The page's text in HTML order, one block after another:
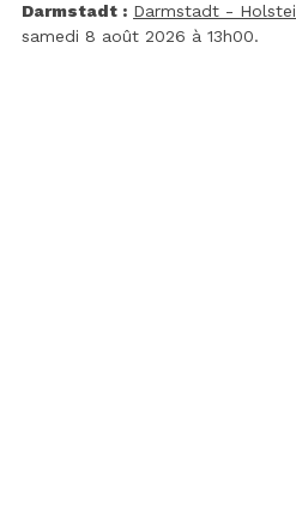
Darmstadt : Darmstadt -
samedi 8 août 2026 à 13h00.